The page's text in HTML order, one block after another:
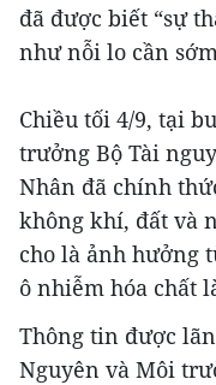
đã được biết “sự
như nỗi lo cần
Chiều tối 4/9, tại
trưởng Bộ Tài
Nhân đã chính
không khí, đất và
cho là ảnh hưởng
ô nhiễm hóa chất
Thông tin được
Nguyên và Môi